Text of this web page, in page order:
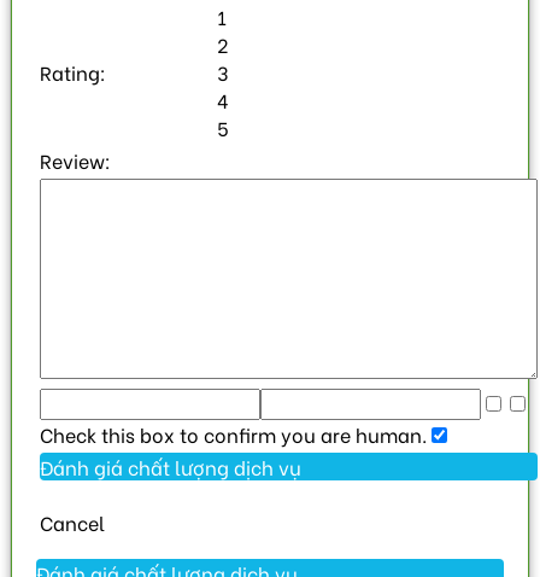
Rating:
1
2
3
4
5
Review:
Check this box to confirm you are human.
Cancel